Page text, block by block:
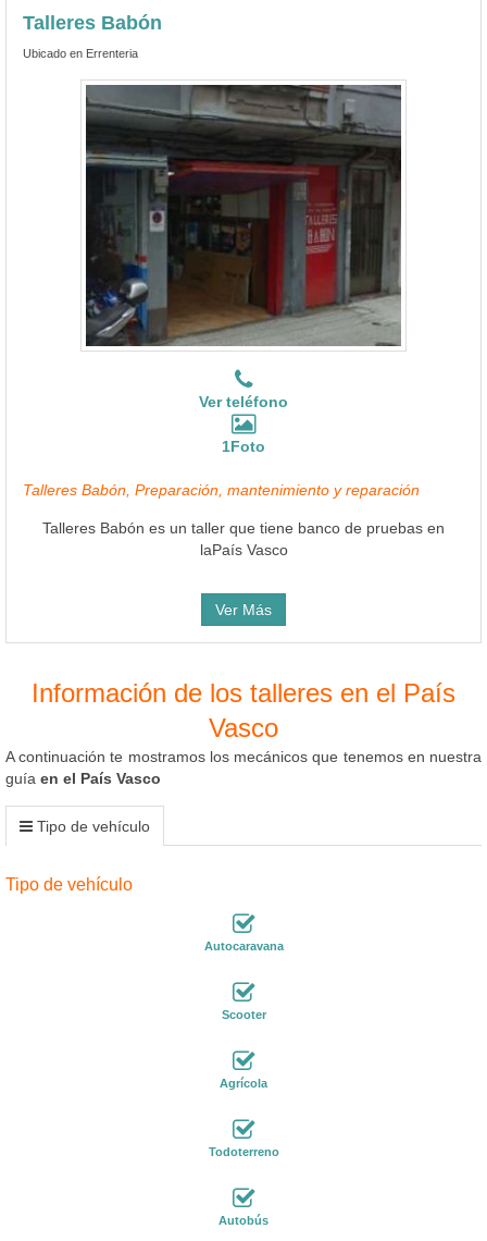
Talleres Babón
Ubicado en Errenteria
Ver teléfono
1Foto
Talleres Babón, Preparación, mantenimiento y reparación
Talleres Babón es un taller que tiene banco de pruebas en
laPaís Vasco
Ver Más
Información de los talleres en el País
Vasco
A continuación te mostramos los mecánicos que tenemos en nuestra
guía en el País Vasco
Tipo de vehículo
Tipo de vehículo
Autocaravana
Scooter
Agrícola
Todoterreno
Autobús